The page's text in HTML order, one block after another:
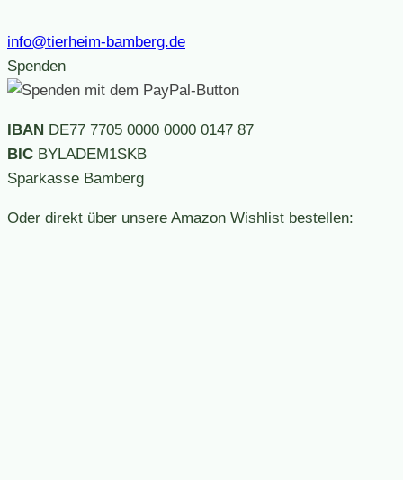
info@tierheim-bamberg.de
Spenden
IBAN DE77 7705 0000 0000 0147 87
BIC BYLADEM1SKB
Sparkasse Bamberg
Oder direkt über unsere Amazon Wishlist bestellen: